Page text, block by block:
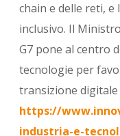
chain e delle reti,
inclusivo. Il
G7 pone al centro
tecnologie per
transizione digitale
https://
industria-e-